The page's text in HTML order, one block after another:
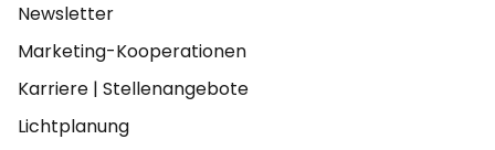
Newsletter
Marketing-Kooperationen
Karriere | Stellenangebote
Lichtplanung